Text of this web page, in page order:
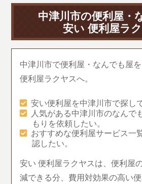
中津川市の便利屋・
安い 便利屋ラ
中津川市で便利屋・なんでも屋
便利屋ラクヤスへ。
安い便利屋を中津川市で探し
人気がある中津川市のなんで
もりを依頼したい。
おすすめな便利屋サービス一
認したい。
安い 便利屋ラクヤスは、便利屋
減できる分、費用対効果の高い